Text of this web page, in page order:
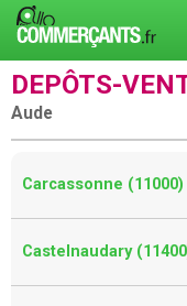
DEPÔTS-
Aude
Carcassonne (11000)
Castelnaudary